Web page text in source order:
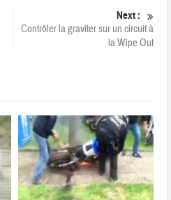
Next :
Contrôler la graviter sur un circuit à
la Wipe Out